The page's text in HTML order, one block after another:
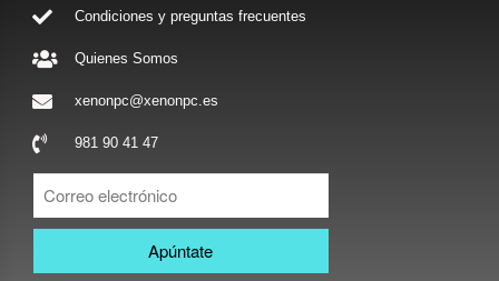
Condiciones y preguntas frecuentes
Quienes Somos
xenonpc@xenonpc.es
981 90 41 47
Apúntate